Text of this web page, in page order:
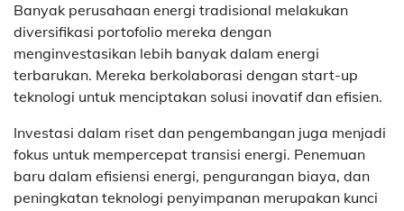
Banyak perusahaan energi tradisional melakukan
diversifikasi portofolio mereka dengan
menginvestasikan lebih banyak dalam energi
terbarukan. Mereka berkolaborasi dengan start-up
teknologi untuk menciptakan solusi inovatif dan efisien.
Investasi dalam riset dan pengembangan juga menjadi
fokus untuk mempercepat transisi energi. Penemuan
baru dalam efisiensi energi, pengurangan biaya, dan
peningkatan teknologi penyimpanan merupakan kunci